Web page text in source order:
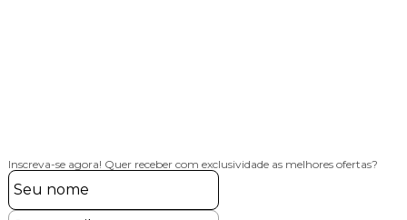
Inscreva-se agora! Quer receber com exclusividade as melhores ofertas?